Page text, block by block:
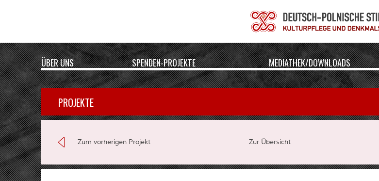
ÜBER UNS SPENDEN-PROJEKTE MEDIATHEK/DOWNLOADS
PROJEKTE
Zum vorherigen Projekt Zur Übersicht